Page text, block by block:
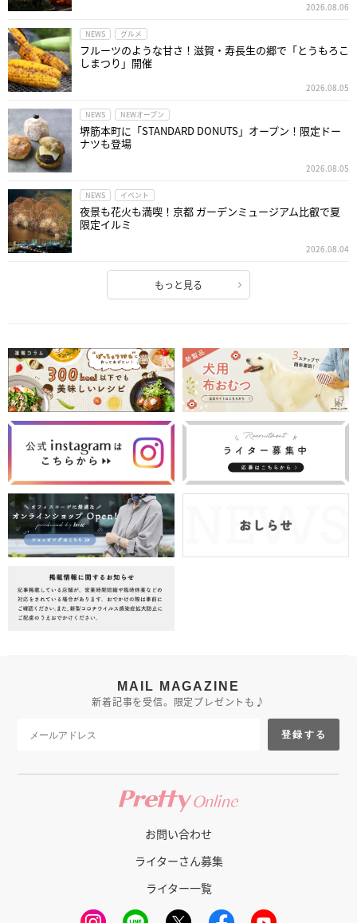
2026.08.06
NEWS グルメ
フルーツのような甘さ！滋賀・寿長生の郷で「とうもろこ
しまつり」開催
2026.08.05
NEWS NEWオープン
堺筋本町に「STANDARD DONUTS」オープン！限定ドー
ナツも登場
2026.08.05
NEWS イベント
夜景も花火も満喫！京都 ガーデンミュージアム比叡で夏
限定イルミ
2026.08.04
もっと見る
MAIL MAGAZINE
新着記事を受信。限定プレゼントも♪
登録する
お問い合わせ
ライターさん募集
ライター一覧